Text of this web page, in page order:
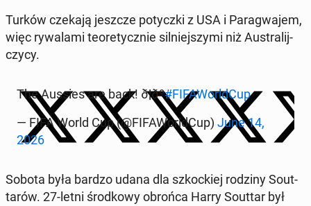
Turków czekają jeszcze po­tycz­ki z USA i Pa­ra­gwa­jem,
więc ry­wa­la­mi teo­re­tycz­nie sil­niej­szy­mi niż Au­stra­lij­
czy­cy.
The Aussies are back! ð¦ðº#FI­FA­World­Cup
— FIFA World Cup (@FI­FA­World­Cup) June 14,
2026
Sobota była bardzo udana dla szkoc­kiej rodziny So­ut­
ta­rów. 27-letni środ­ko­wy obrońca Harry Souttar był